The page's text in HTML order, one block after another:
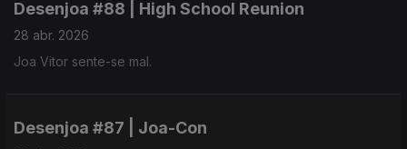
Desenjoa #88 | High School Reunion
28 abr. 2026
Joa Vitor sente-se mal.
Desenjoa #87 | Joa-Con